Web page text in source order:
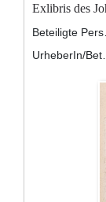
Exlibris des